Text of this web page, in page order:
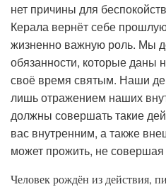
нет причины для
Керала вернёт себе
жизненно важную роль. Мы
обязанности, которые даны
своё время святым. Наши
лишь отражением наших
должны совершать такие
вас внутренним, а также
может прожить, не
Человек рождён из действия,